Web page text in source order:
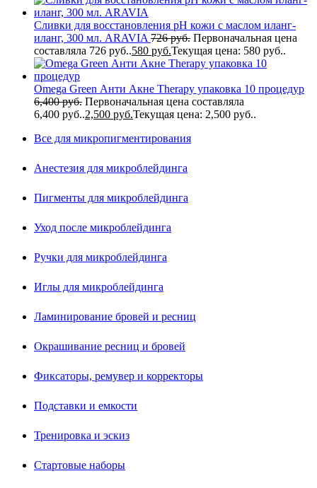
Сливки для восстановления рН кожи с маслом иланг-
иланг, 300 мл. ARAVIA 726руб. Первоначальная цена
составляла 726 руб..580 руб.Текущая цена: 580 руб..
Omega Green Анти Акне Therapy упаковка 10 процедур
6,400руб. Первоначальная цена составляла
6,400 руб..2,500 руб.Текущая цена: 2,500 руб..
Все для микропигментирования
Анестезия для микроблейдинга
Пигменты для микроблейдинга
Уход после микроблейдинга
Ручки для микроблейдинга
Иглы для микроблейдинга
Ламинирование бровей и ресниц
Окрашивание ресниц и бровей
Фиксаторы, ремувер и корректоры
Подставки и емкости
Тренировка и эскиз
Стартовые наборы